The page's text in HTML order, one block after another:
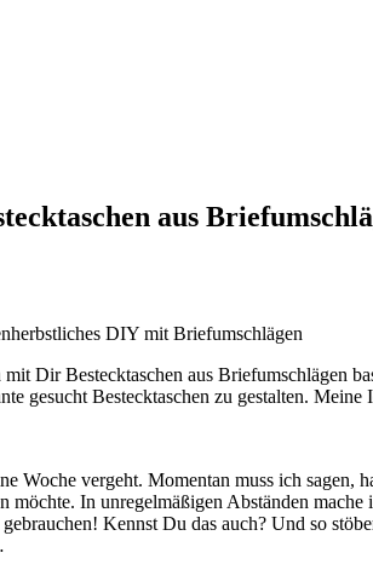
aus
herbstliches DIY mit Briefumschlägen
Dir Bestecktaschen aus Briefumschlägen
gesucht Bestecktaschen zu gestalten.
Woche vergeht. Momentan muss ich
möchte. In unregelmäßigen Abständen
Kennst Du das auch? Und so